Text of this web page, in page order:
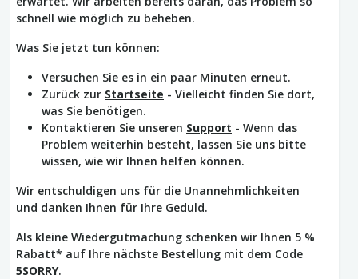
schnell wie möglich zu beheben.
Was Sie jetzt tun können:
Versuchen Sie es in ein paar Minuten erneut.
Zurück zur Startseite - Vielleicht finden Sie dort,
was Sie benötigen.
Kontaktieren Sie unseren Support - Wenn das
Problem weiterhin besteht, lassen Sie uns bitte
wissen, wie wir Ihnen helfen können.
Wir entschuldigen uns für die Unannehmlichkeiten
und danken Ihnen für Ihre Geduld.
Als kleine Wiedergutmachung schenken wir Ihnen 5 %
Rabatt* auf Ihre nächste Bestellung mit dem Code
5SORRY.